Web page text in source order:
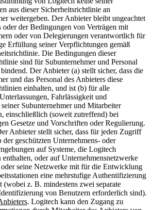
aus dieser Sicherheitsrichtlinie an
weitergeben. Der Anbieter bleibt ungeachtet
oder der Bedingungen von Verträgen mit
oder von Delegierungen verantwortlich für
Erfüllung seiner Verpflichtungen gemäß
Die Bedingungen dieser
sind für Subunternehmer und Personal
Der Anbieter (a) stellt sicher, dass die
und das Personal des Anbieters diese
einhalten, und ist (b) für alle
Fahrlässigkeit und
Subunternehmer und Mitarbeiter
einschließlich (soweit zutreffend) bei
Gesetze und Vorschriften oder Regulierung.
Anbieter stellt sicher, dass für jeden Zugriff
der geschützten Unternehmens- oder
auf Systeme, die Logitech
oder auf Unternehmensnetzwerke
oder seine Netzwerke mit für die Entwicklung
eine mehrstufige Authentifizierung
(wobei z. B. mindestens zwei separate
von Benutzern erforderlich sind).
. Logitech kann den Zugang zu